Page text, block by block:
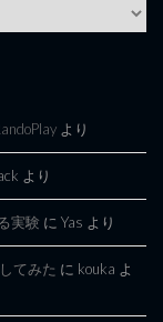
より
より
実験 に Yas より
てみた に kouka よ